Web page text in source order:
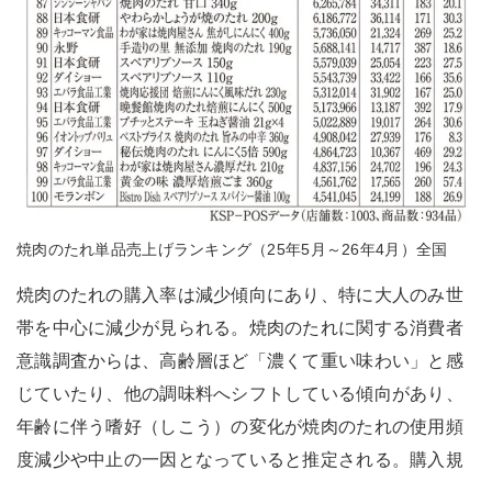
焼肉のたれ単品売上げランキング（25年5月～26年4月）全国
焼肉のたれの購入率は減少傾向にあり、特に大人のみ世
帯を中心に減少が見られる。焼肉のたれに関する消費者
意識調査からは、高齢層ほど「濃くて重い味わい」と感
じていたり、他の調味料へシフトしている傾向があり、
年齢に伴う嗜好（しこう）の変化が焼肉のたれの使用頻
度減少や中止の一因となっていると推定される。購入規